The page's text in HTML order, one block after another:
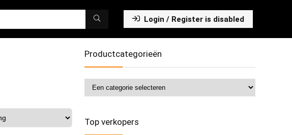
Login / Register is disabled
Productcategorieën
Top verkopers